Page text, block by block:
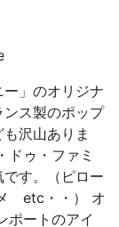
」のオリジナ
ス製のポップ
沢山ありま
ドゥ・ファミ
す。（ピロー
etc・・） オ
ポートのアイ